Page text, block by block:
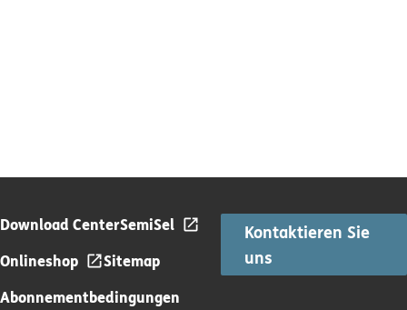
Download CenterSemiSel
Onlineshop
Sitemap
Abonnementbedingungen
Kontaktieren Sie
uns